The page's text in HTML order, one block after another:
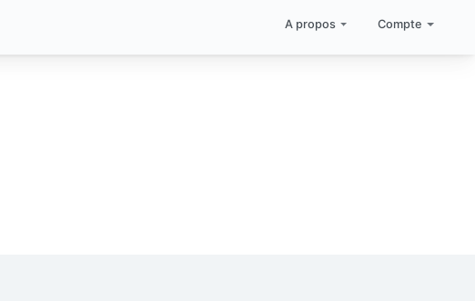
A propos Compte